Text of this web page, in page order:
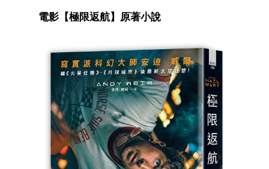
電影【極限返航】原著小說